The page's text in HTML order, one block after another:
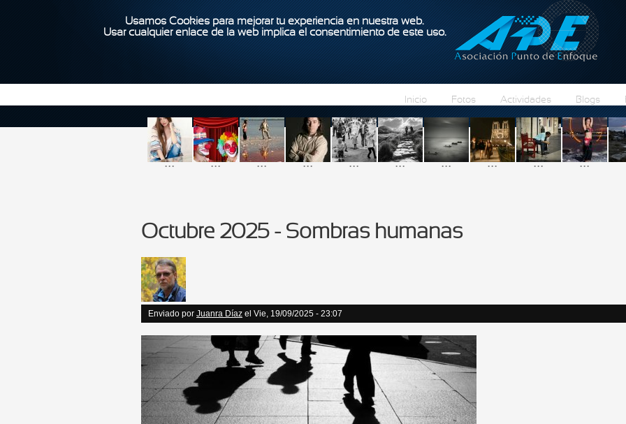
Usamos Cookies para mejorar tu experiencia en nuestra web.
Usar cualquier enlace de la web implica el consentimiento de este uso.
Pasar al contenido principal
Inicio Fotos Actividades Blogs
... ... ... ... ... ... ... ... ... ...
Octubre 2025 - Sombras humanas
Enviado por Juanra Díaz el Vie, 19/09/2025 - 23:07